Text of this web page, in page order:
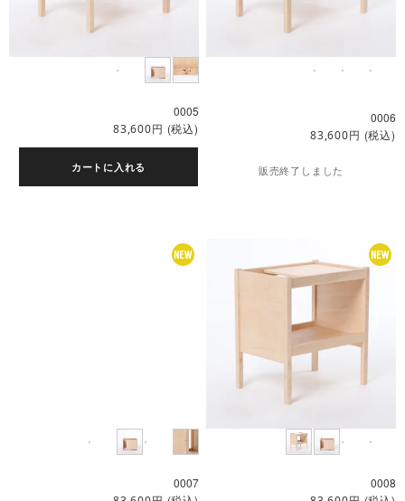
0005
83,600円 (税込)
カートに入れる
0006
83,600円 (税込)
販売終了しました
0007
0008